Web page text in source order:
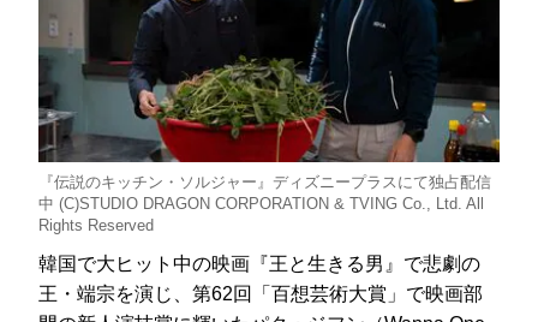
『伝説のキッチン・ソルジャー』ディズニープラスにて独占配信
中 (C)STUDIO DRAGON CORPORATION & TVING Co., Ltd. All
Rights Reserved
韓国で大ヒット中の映画『王と生きる男』で悲劇の
王・端宗を演じ、第62回「百想芸術大賞」で映画部